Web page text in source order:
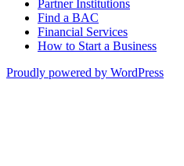
Partner Institutions
Find a BAC
Financial Services
How to Start a Business
Proudly powered by WordPress